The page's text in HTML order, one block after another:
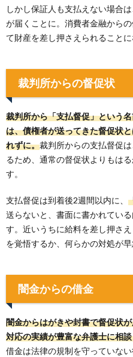
しかし保証人も支払えない場合
が届くことに。消費者金融から
て財産を差し押さえられることに
裁判所からの督促状
裁判所から「支払督促」という
は、債権者が送ってきた督促状
れずに。裁判所からの支払督促
るため、通常の督促状よりもは
す。
支払督促は到着後2週間以内に、
送らないと、書面に書かれてい
す。近いうちに給料を差し押さ
を覚悟するか、何らかの対処が早
闇金からの借金
闇金からはがきや封書で督促状
対応の実績が豊富な弁護士に相
借金は法律の規制を守っていな